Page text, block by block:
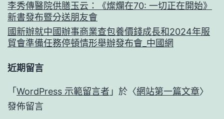
李秀傳醫院供膳玉云：《燦爛在70: 一切正在開始》
新書發布暨分送朋友會
國新辦就中國辦事商業查包養價錢成長和2024年服
貿會準備任務停頓情形舉辦發布會_中國網
近期留言
「 WordPress 示範留言者 」於〈網站第一篇文章〉
發佈留言